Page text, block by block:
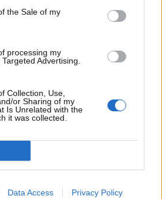
the Sale of my
processing my
Advertising.
Collection, Use,
or Sharing of my
Is Unrelated with the
it was collected.
Data Access Privacy Policy
-www.MotoriNews24.com